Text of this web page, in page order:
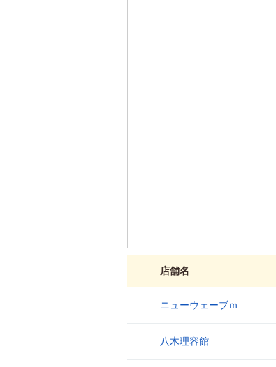
店舗名
ニューウェーブｍ
八木理容館